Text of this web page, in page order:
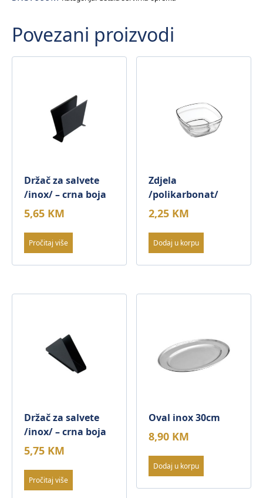
Povezani proizvodi
Držač za salvete
/inox/ – crna boja
5,65 KM
Pročitaj više
Zdjela
/polikarbonat/
2,25 KM
Dodaj u korpu
Držač za salvete
/inox/ – crna boja
5,75 KM
Pročitaj više
Oval inox 30cm
8,90 KM
Dodaj u korpu